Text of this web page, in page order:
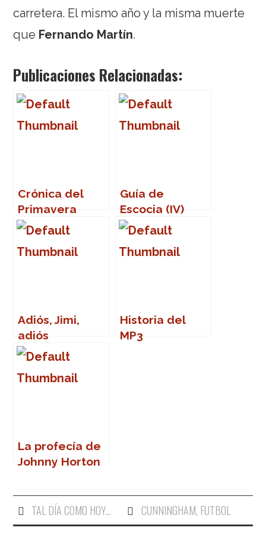
carretera. El mismo año y la misma muerte
que Fernando Martín.
Publicaciones Relacionadas:
Crónica del
Primavera
Sound 2007
Guía de
Escocia (IV)
Adiós, Jimi,
adiós
Historia del
MP3
La profecía de
Johnny Horton
TAL DÍA COMO HOY... CUNNINGHAM, FUTBOL